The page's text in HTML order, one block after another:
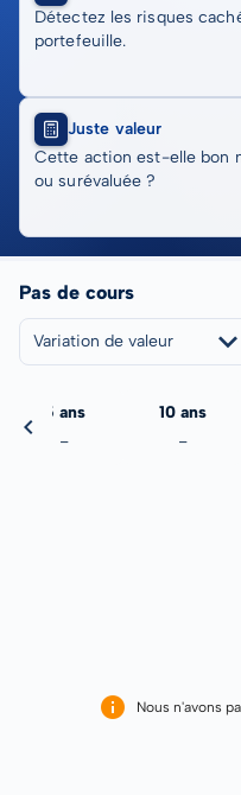
Détectez les risques
portefeuille.
Juste valeur
Cette action est-elle bon
ou surévaluée ?
Pas de cours
Variation de valeur
5 ans
-
10 ans
-
Nous n'avons